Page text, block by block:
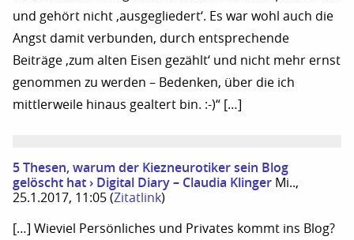
und gehört nicht ‚ausgegliedert‘. Es war wohl auch die
Angst damit verbunden, durch entsprechende
Beiträge ‚zum alten Eisen gezählt‘ und nicht mehr ernst
genommen zu werden – Bedenken, über die ich
mittlerweile hinaus gealtert bin. :-)“ […]
5 Thesen, warum der Kiezneurotiker sein Blog
gelöscht hat › Digital Diary – Claudia Klinger Mi..,
25.1.2017, 11:05 (Zitatlink)
[…] Wieviel Persönliches und Privates kommt ins Blog?